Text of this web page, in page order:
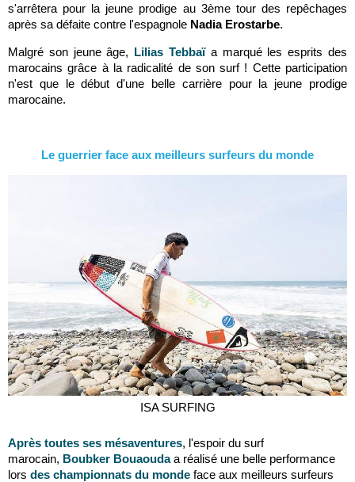
s'arrêtera pour la jeune prodige au 3ème tour des repêchages
après sa défaite contre l'espagnole Nadia Erostarbe.
Malgré son jeune âge, Lilias Tebbaïa marqué les esprits des
marocains grâce à la radicalité de son surf ! Cette participation
n'est que le début d'une belle carrière pour la jeune prodige
marocaine.
Le guerrier face aux meilleurs surfeurs du monde
ISA SURFING
Après toutes ses mésaventures, l'espoir du surf
marocain, Boubker Bouaoudaa réalisé une belle performance
lors des championnats du monde face aux meilleurs surfeurs